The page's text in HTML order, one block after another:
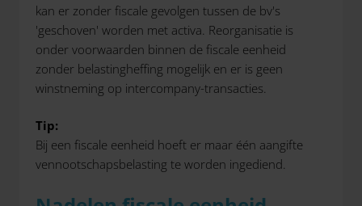
kan er zonder fiscale gevolgen tussen de bv's
'geschoven' worden met activa. Reorganisatie is
onder voorwaarden binnen de fiscale eenheid
zonder belastingheffing mogelijk en er is geen
winstneming op intercompany-transacties.
Tip:
Bij een fiscale eenheid hoeft er maar één aangifte
vennootschapsbelasting te worden ingediend.